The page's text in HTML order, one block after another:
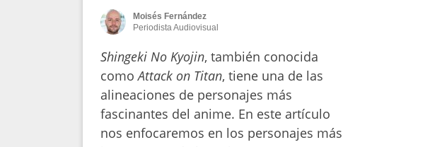
Moisés Fernández
Periodista Audiovisual
Shingeki No Kyojin, también conocida
comoAttack on Titan, tiene una de las
alineaciones de personajes más
fascinantes del anime. En este artículo
nos enfocaremos en los personajes más